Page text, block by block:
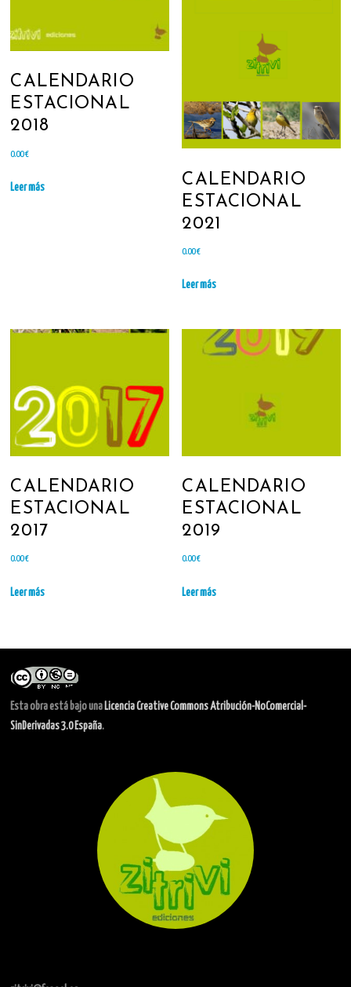
CALENDARIO
ESTACIONAL
2018
0.00€
Leer más
CALENDARIO
ESTACIONAL
2021
0.00€
Leer más
CALENDARIO
ESTACIONAL
2017
0.00€
Leer más
CALENDARIO
ESTACIONAL
2019
0.00€
Leer más
Esta obra está bajo una Licencia Creative Commons Atribución-NoComercial-
SinDerivadas 3.0 España.